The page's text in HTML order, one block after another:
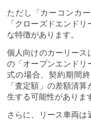
ただし「カーコンカ
「クローズドエンド
な特徴があります。
個人向けのカーリース
の「オープンエンドリ
式の場合、契約期間
「査定額」の差額清
生する可能性がありま
さらに、リース車両